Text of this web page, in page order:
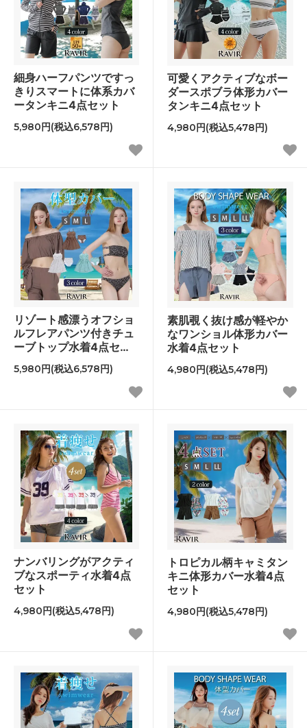
細身ハーフパンツですっ
きりスマートに体系カバ
ータンキニ4点セット
5,980円(税込6,578円)
可愛くアクティブなボー
ダースポブラ体形カバー
タンキニ4点セット
4,980円(税込5,478円)
リゾート感漂うオフショ
ルフレアパンツ付きチュ
ーブトップ水着4点セッ
5,980円(税込6,578円)
素肌覗く抜け感が軽やか
なワンショル体形カバー
水着4点セット
4,980円(税込5,478円)
ナンバリングがアクティ
ブなスポーティ水着4点
セット
4,980円(税込5,478円)
トロピカル柄キャミタン
キニ体形カバー水着4点
セット
4,980円(税込5,478円)